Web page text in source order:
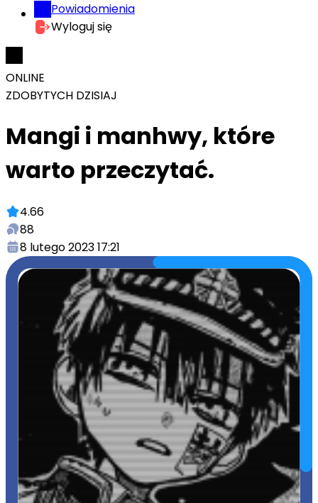
Powiadomienia
Wyloguj się
ONLINE
ZDOBYTYCH DZISIAJ
Mangi i manhwy, które
warto przeczytać.
4.66
88
8 lutego 2023 17:21